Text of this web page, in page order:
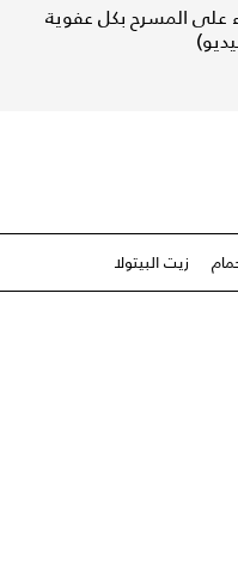
على المسرح بكل عفوية
زيت البيتولا